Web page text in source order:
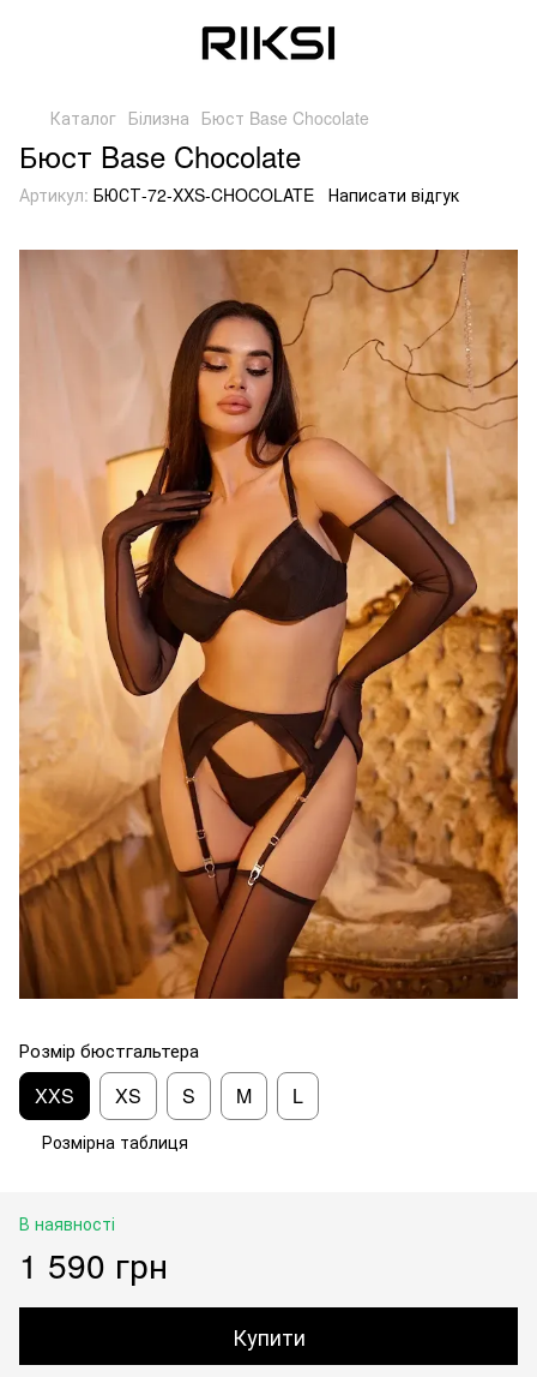
Каталог Білизна Бюст Base Chocolate
Бюст Base Chocolate
Артикул: БЮСТ-72-XXS-CHOCOLATE Написати відгук
Розмір бюстгальтера
XXS XS S M L
Розмірна таблиця
В наявності
1 590 грн
Купити